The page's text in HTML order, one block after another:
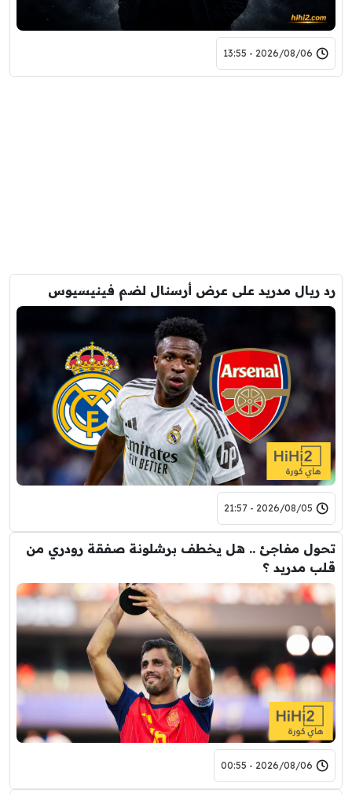
2026/08/06 - 13:55
رد ريال مدريد على عرض أرسنال لضم فينيسيوس
2026/08/05 - 21:57
تحول مفاجئ .. هل يخطف برشلونة صفقة رودري من
قلب مدريد ؟
2026/08/06 - 00:55